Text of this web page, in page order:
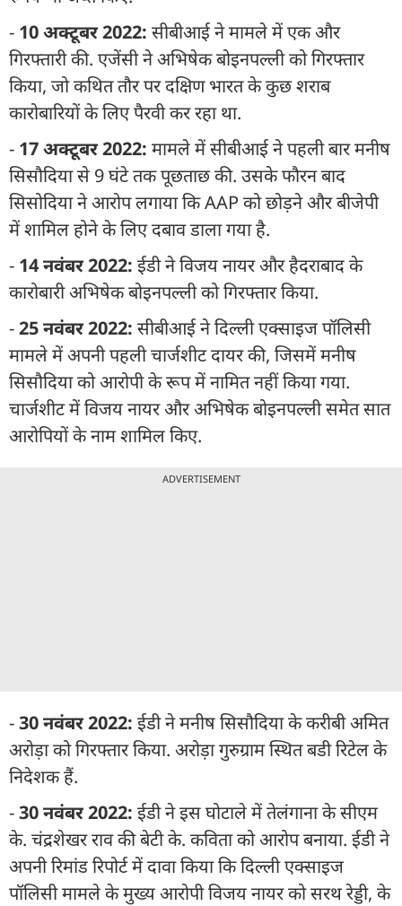
- 10 अक्टूबर 2022: सीबीआई ने मामले में एक और
गिरफ्तारी की. एजेंसी ने अभिषेक बोइनपल्ली को गिरफ्तार
किया, जो कथित तौर पर दक्षिण भारत के कुछ शराब
कारोबारियों के लिए पैरवी कर रहा था.
- 17 अक्टूबर 2022: मामले में सीबीआई ने पहली बार मनीष
सिसौदिया से 9 घंटे तक पूछताछ की. उसके फौरन बाद
सिसोदिया ने आरोप लगाया कि AAP को छोड़ने और बीजेपी
में शामिल होने के लिए दबाव डाला गया है.
- 14 नवंबर 2022: ईडी ने विजय नायर और हैदराबाद के
कारोबारी अभिषेक बोइनपल्ली को गिरफ्तार किया.
-25 नवंबर 2022: सीबीआई ने दिल्ली एक्साइज पॉलिसी
मामले में अपनी पहली चार्जशीट दायर की, जिसमें मनीष
सिसौदिया को आरोपी के रूप में नामित नहीं किया गया.
चार्जशीट में विजय नायर और अभिषेक बोइनपल्ली समेत सात
आरोपियों के नाम शामिल किए.
ADVERTISEMENT
-30 नवंबर 2022: ईडी ने मनीष सिसौदिया के करीबी अमित
अरोड़ा को गिरफ्तार किया. अरोड़ा गुरुग्राम स्थित बडी रिटेल के
निदेशक हैं.
-30 नवंबर 2022: ईडी ने इस घोटाले में तेलंगाना के सीएम
के. चंद्रशेखर राव की बेटी के. कविता को आरोप बनाया. ईडी ने
अपनी रिमांड रिपोर्ट में दावा किया कि दिल्ली एक्साइज
पॉलिसी मामले के मुख्य आरोपी विजय नायर को सरथ रेड्डी, के